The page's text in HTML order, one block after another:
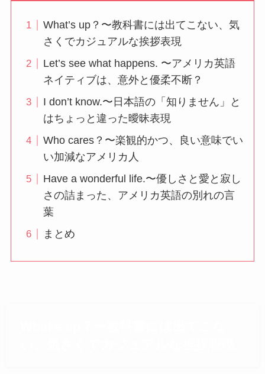
What’s up？〜教科書には出てこない、気
さくでカジュアルな挨拶表現
Let’s see what happens. 〜アメリカ英語
ネイティブは、意外と優柔不断？
I don’t know.〜日本語の「知りません」と
はちょっと違った曖昧表現
Who cares？〜楽観的かつ、良い意味でい
い加減なアメリカ人
Have a wonderful life.〜優しさと愛と寂し
さの詰まった、アメリカ英語の別れの言
葉
まとめ